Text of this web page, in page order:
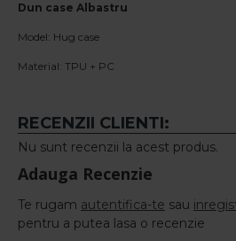
Dun case Albastru
Model: Hug case
Material: TPU + PC
RECENZII CLIENTI:
Nu sunt recenzii la acest produs.
Adauga Recenzie
Te rugam autentifica-te sau
pentru a putea lasa o recenzie